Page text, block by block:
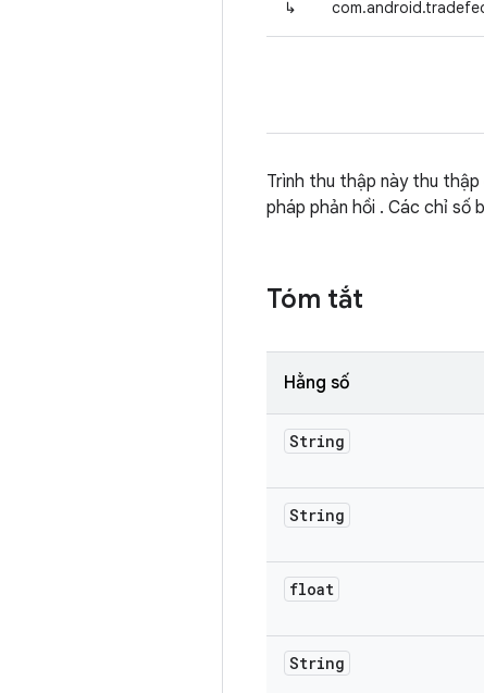
↳
Trình thu thập này thu
pháp phản hồi . Các chỉ số
Tóm tắt
Hằng số
String
String
float
String